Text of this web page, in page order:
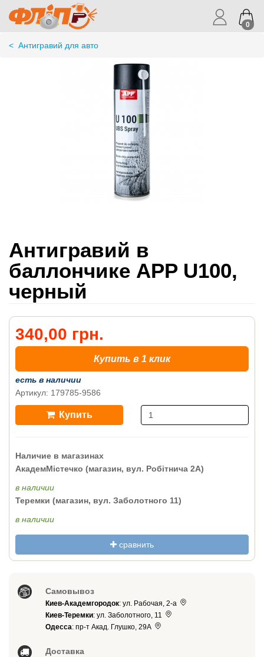
0
< Антигравий для авто
Антигравий в
баллончике APP U100,
черный
340,00 грн.
Купить в 1 клик
есть в наличии
Артикул: 179785-9586
Купить
Наличие в магазинах
АкадемМістечко (магазин, вул. Робітнича 2А)
в наличии
Теремки (магазин, вул. Заболотного 11)
в наличии
сравнить
Самовывоз
Киев-Академгородок: ул. Рабочая, 2-а
Киев-Теремки: ул. Заболотного, 11
Одесса: пр-т Акад. Глушко, 29А
Доставка